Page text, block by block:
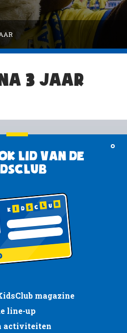
3 JAAR
lid van de
magazine
line-up
activiteiten